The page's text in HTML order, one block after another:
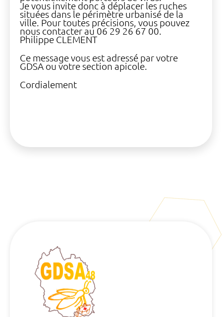
Je vous invite donc à déplacer les ruches
situées dans le périmètre urbanisé de la
ville. Pour toutes précisions, vous pouvez
nous contacter au 06 29 26 67 00.
Philippe CLEMENT
Ce message vous est adressé par votre
GDSA ou votre section apicole.
Cordialement